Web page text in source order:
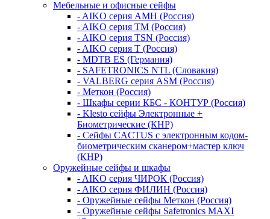
Мебельные и офисные сейфы
- AIKO серия AMH (Россия)
- AIKO серия TM (Россия)
- AIKO серия TSN (Россия)
- AIKO серия Т (Россия)
- MDTB ES (Германия)
- SAFETRONICS NTL (Словакия)
- VALBERG серия ASM (Россия)
- Меткон (Россия)
- Шкафы серии КБС - КОНТУР (Россия)
- Klesto сейфы Электронные +
Биометрические (КНР)
- Сейфы CACTUS с электронным кодом-
биометрическим сканером+мастер ключ
(КНР)
Оружейные сейфы и шкафы
- AIKO серия ЧИРОК (Россия)
- AIKO серия ФИЛИН (Россия)
- Оружейные сейфы Меткон (Россия)
- Оружейные сейфы Safetronics MAXI